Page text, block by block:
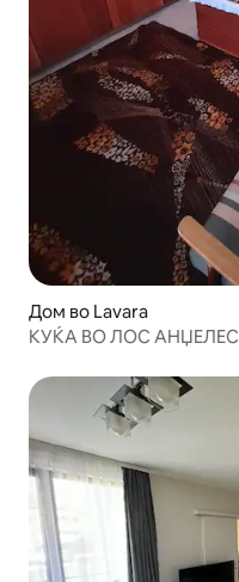
Дом во Lavara
КУЌА ВО ЛОС АНЏЕЛЕС